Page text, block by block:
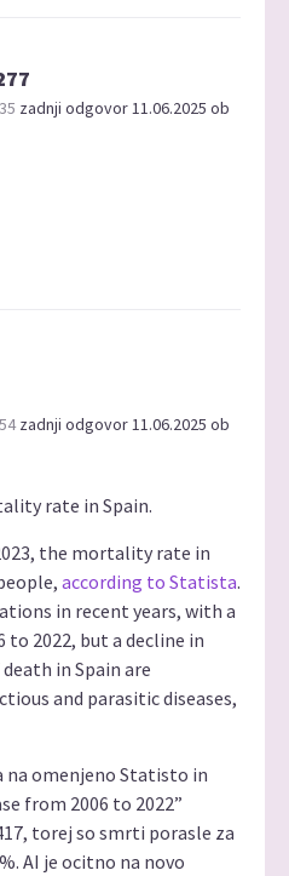
zadnji odgovor 11.06.2025 ob
zadnji odgovor 11.06.2025 ob
rate in Spain.
the mortality rate in
according to Statista.
in recent years, with a
2022, but a decline in
in Spain are
and parasitic diseases,
na omenjeno Statisto in
from 2006 to 2022”
torej so smrti porasle za
AI je ocitno na novo